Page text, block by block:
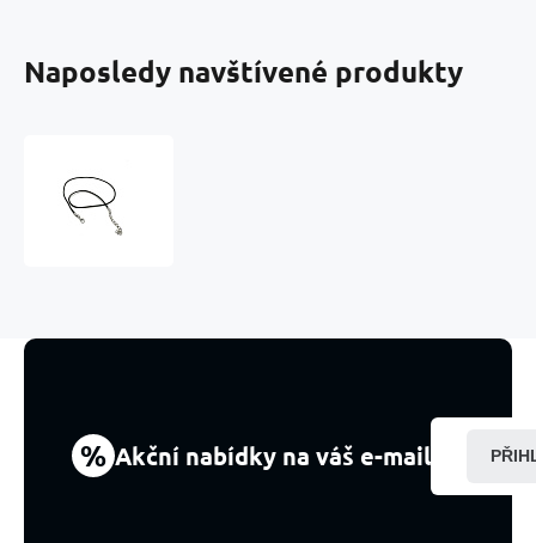
Naposledy navštívené produkty
x
kus
% Akční nabídky na váš e-mail